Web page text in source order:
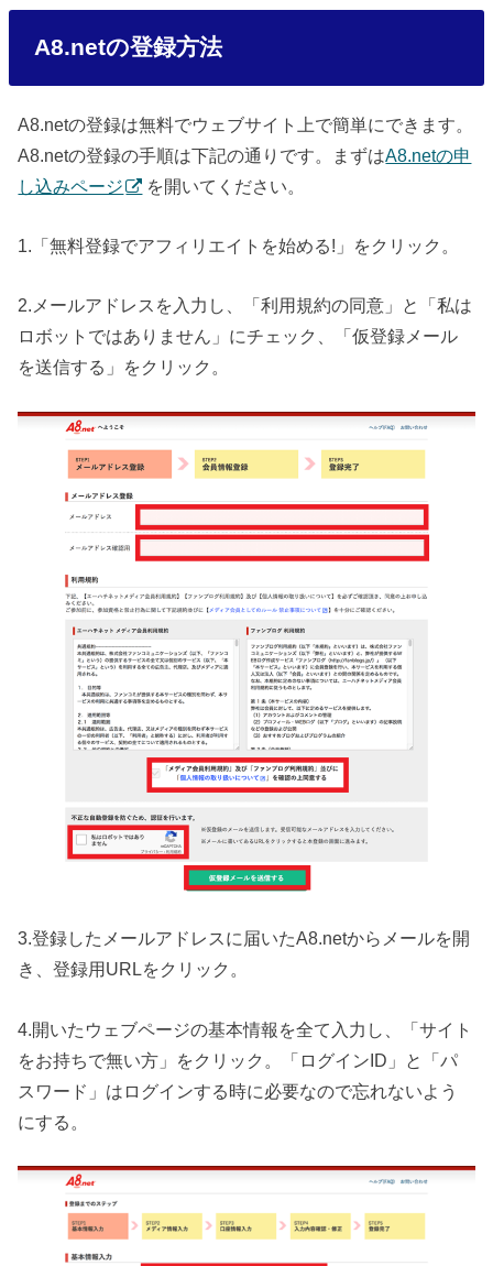
A8.netの登録方法
A8.netの登録は無料でウェブサイト上で簡単にできます。
A8.netの登録の手順は下記の通りです。まずはA8.netの申
し込みページ
を開いてください。
1.「無料登録でアフィリエイトを始める!」をクリック。
2.メールアドレスを入力し、「利用規約の同意」と「私は
ロボットではありません」にチェック、「仮登録メール
を送信する」をクリック。
3.登録したメールアドレスに届いたA8.netからメールを開
き、登録用URLをクリック。
4.開いたウェブページの基本情報を全て入力し、「サイト
をお持ちで無い方」をクリック。「ログインID」と「パ
スワード」はログインする時に必要なので忘れないよう
にする。